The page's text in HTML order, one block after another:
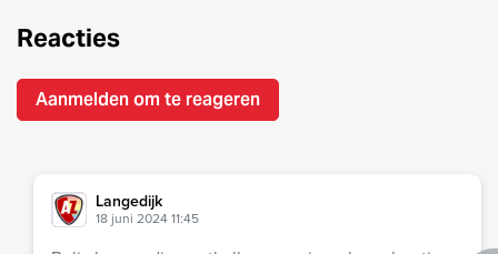
Reacties
Aanmelden om te reageren
Langedijk
18 juni 2024 11:45